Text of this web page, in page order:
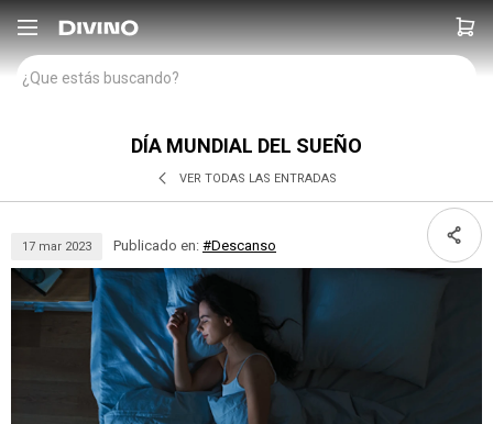

DÍA MUNDIAL DEL SUEÑO
VER TODAS LAS ENTRADAS
17 mar 2023 Publicado en: #Descanso